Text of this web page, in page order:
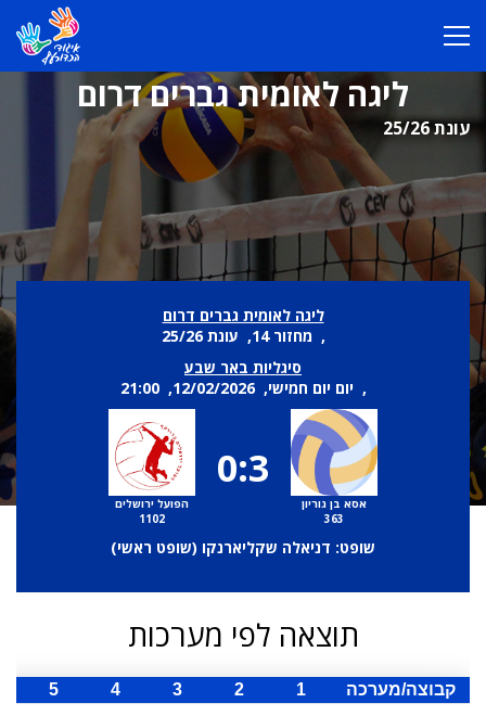
ליגה לאומית גברים דרום
עונת 25/26
ליגה לאומית גברים דרום
, מחזור 14, עונת 25/26
סיגליות באר שבע
, יום יום חמישי, 12/02/2026, 21:00
אסא בן גוריון
363
0:3
הפועל ירושלים
1102
שופט: דניאלה שקליארנקו (שופט ראשי)
תוצאה לפי מערכות
קבוצה/מערכה 1
2
3
4
5